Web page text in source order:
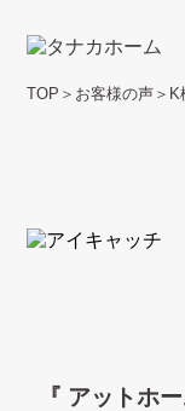
TOP ＞ お客様の声 ＞ K
『 アットホ